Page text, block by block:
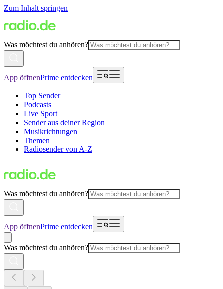
Zum Inhalt springen
Was möchtest du anhören?
App öffnenPrime entdecken
Top Sender
Podcasts
Live Sport
Sender aus deiner Region
Musikrichtungen
Themen
Radiosender von A-Z
Was möchtest du anhören?
App öffnenPrime entdecken
Was möchtest du anhören?